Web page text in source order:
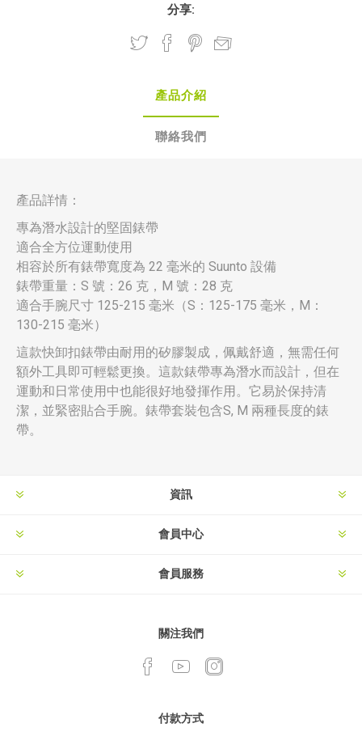
分享:
產品介紹
聯絡我們
產品詳情：
專為潛水設計的堅固錶帶
適合全方位運動使用
相容於所有錶帶寬度為 22 毫米的 Suunto 設備
錶帶重量：S 號：26 克，M 號：28 克
適合手腕尺寸 125-215 毫米（S：125-175 毫米，M：
130-215 毫米）
這款快卸扣錶帶由耐用的矽膠製成，佩戴舒適，無需任何
額外工具即可輕鬆更換。這款錶帶專為潛水而設計，但在
運動和日常使用中也能很好地發揮作用。它易於保持清
潔，並緊密貼合手腕。錶帶套裝包含S, M 兩種長度的錶
帶。
資訊
會員中心
會員服務
關注我們
付款方式